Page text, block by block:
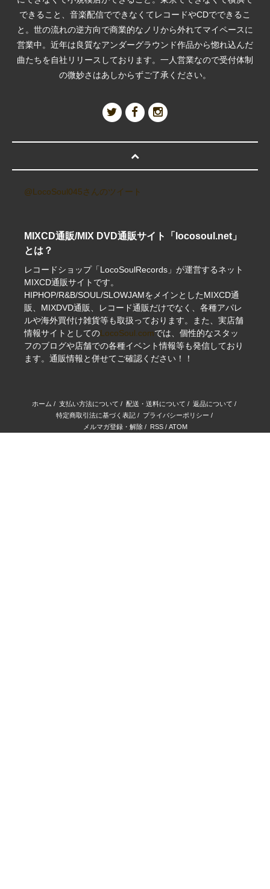
できること、音楽配信でできなくてレコードやCDでできるこ
と。世の流れの逆方向で商業的なノリから外れてマイペースに
営業中。近年は良質なアンダーグラウンド作品から惚れ込んだ
曲たちを自社リリースしております。一人営業なので受付体制
の微妙さはあしからずご了承ください。
@LocoSoul045さんのツイート
MIXCD通販/MIX DVD通販サイト「locosoul.net」
とは？
レコードショップ「LocoSoulRecords」が運営するネット
MIXCD通販サイトです。
HIPHOP/R&B/SOUL/SLOWJAMをメインとしたMIXCD通
販、MIXDVD通販、レコード通販だけでなく、各種アパレ
ルや海外買付け雑貨等も取扱っております。また、実店舗
情報サイトとしてのLocoSoul.comでは、個性的なスタッ
フのブログや店舗での各種イベント情報等も発信しており
ます。通販情報と併せてご確認ください！！
ホーム / 支払い方法について / 配送・送料について / 返品について /
特定商取引法に基づく表記/ プライバシーポリシー /
メルマガ登録・解除/ RSS/ ATOM